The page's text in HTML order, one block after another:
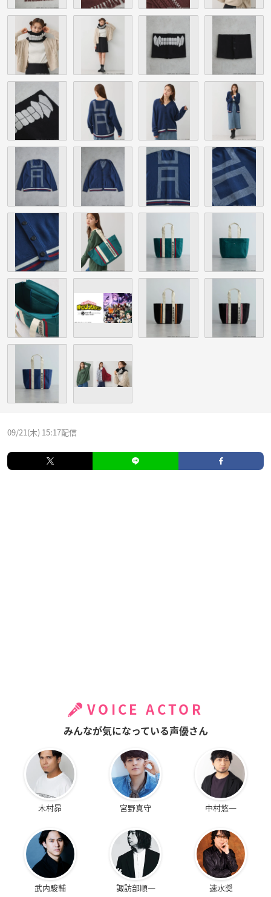
09/21(木) 15:17配信
VOICE ACTOR
みんなが気になっている声優さん
木村昴 宮野真守 中村悠一
武内駿輔 諏訪部順一 速水奨